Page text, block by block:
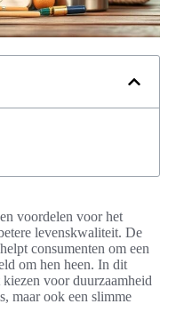
voordelen voor het
levenskwaliteit. De
consumenten om een
om hen heen. In dit
voor duurzaamheid
maar ook een slimme